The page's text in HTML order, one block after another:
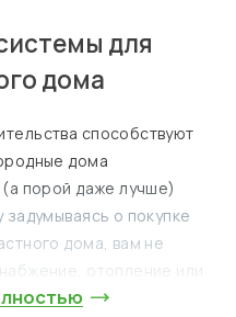
для
дома
способствуют
дома
порой даже лучше)
о покупке
дома, вам не
отопление или
если дом расположен